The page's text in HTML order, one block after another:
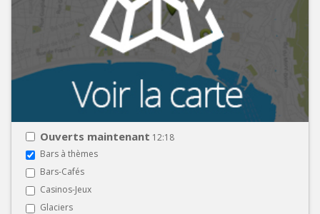
Ouverts maintenant 12:18
Bars à thèmes
Bars-Cafés
Casinos-Jeux
Glaciers